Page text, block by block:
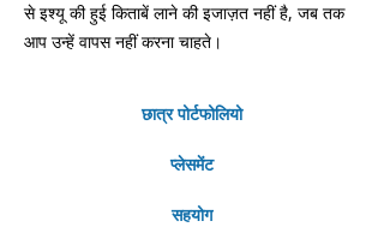
से इश्यू की हुई किताबें लाने की इजाज़त नहीं है, जब तक
आप उन्हें वापस नहीं करना चाहते।
छात्र पोर्टफोलियो
प्लेसमेंट
सहयोग